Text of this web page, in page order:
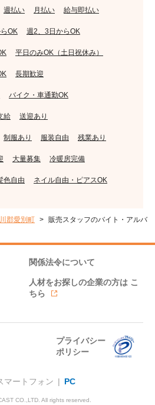
週払い 月払い 給与即払い
OK 週2、3日からOK
平日のみOK（土日祝休み）
長期歓迎
バイク・車通勤OK
給 送迎あり
制服あり 服装自由 残業あり
大量募集 冷暖房完備
色自由 ネイル自由・ピアスOK
郡愛別町
販売スタッフのバイト・アルバ
関係法令について
人材をお探しの企業の方は こ
ちら
プライバシー
ポリシー
マートフォン | PC
CO.,LTD. All rights reserved.